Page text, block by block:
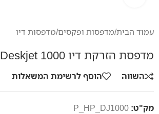
עמוד הבית/מדפסות ופקסים/מדפסות דיו
מדפסת הזרקת דיו HP Deskjet 1000
השווה הוסף לרשימת המשאלות
מק"ט: P_HP_DJ1000